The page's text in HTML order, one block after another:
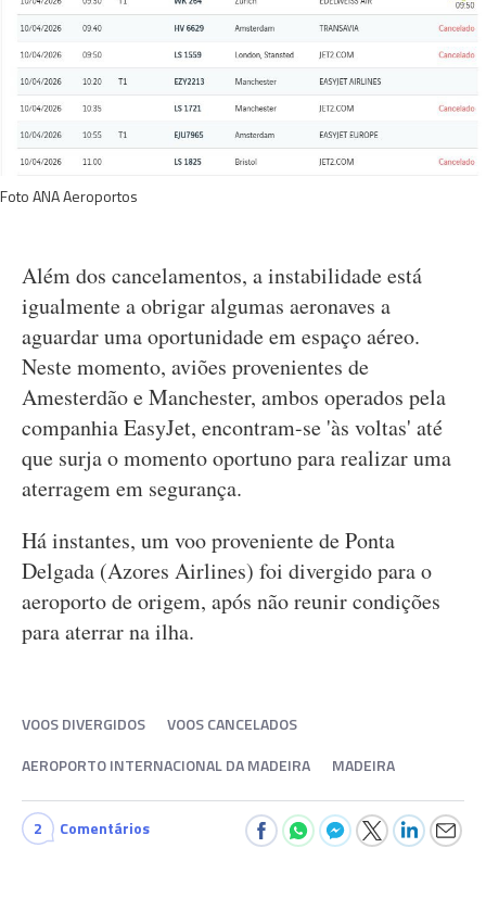
Foto ANA Aeroportos
Além dos cancelamentos, a instabilidade está
igualmente a obrigar algumas aeronaves a
aguardar uma oportunidade em espaço aéreo.
Neste momento, aviões provenientes de
Amesterdão e Manchester, ambos operados pela
companhia EasyJet, encontram-se 'às voltas' até
que surja o momento oportuno para realizar uma
aterragem em segurança.
Há instantes, um voo proveniente de Ponta
Delgada (Azores Airlines) foi divergido para o
aeroporto de origem, após não reunir condições
para aterrar na ilha.
VOOS DIVERGIDOS
VOOS CANCELADOS
AEROPORTO INTERNACIONAL DA MADEIRA
MADEIRA
2 Comentários